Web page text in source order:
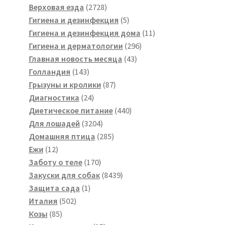
Верховая езда 27282728
товаров
Гигиена и дезинфекция 55
товаров
Гигиена и дезинфекция дома 1111
Гигиена и дерматологии 296296
Главная новость месяца 4343
Голландия 143143
товара
Грызуны и кролики 8787
Диагностика 2424
товара
Диетическое питание 440440
Для лошадей 32043204
товара
Домашняя птица 285285
Ежи 1212
товаров
Заботу о теле 170170
товаров
Закуски для собак 84398439
Защита сада 11
Италия 502502
Козы 8585